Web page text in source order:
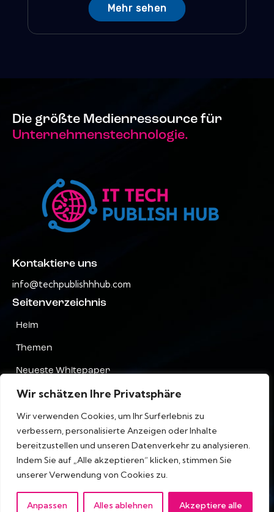
Wir schätzen Ihre Privatsphäre
Wir verwenden Cookies, um Ihr Surferlebnis zu
verbessern, personalisierte Anzeigen oder Inhalte
bereitzustellen und unseren Datenverkehr zu analysieren.
Indem Sie auf „Alle akzeptieren“ klicken, stimmen Sie
unserer Verwendung von Cookies zu.
Anpassen Alles ablehnen Akzeptiere alle
Mehr sehen
Die größte Medienressource für
Unternehmenstechnologie.
Kontaktiere uns
info@techpublishhhub.com
Seitenverzeichnis
Heim
Themen
Neueste Whitepaper
Unternehmen AZ
Kontaktiere uns
Terms & Bedingungen